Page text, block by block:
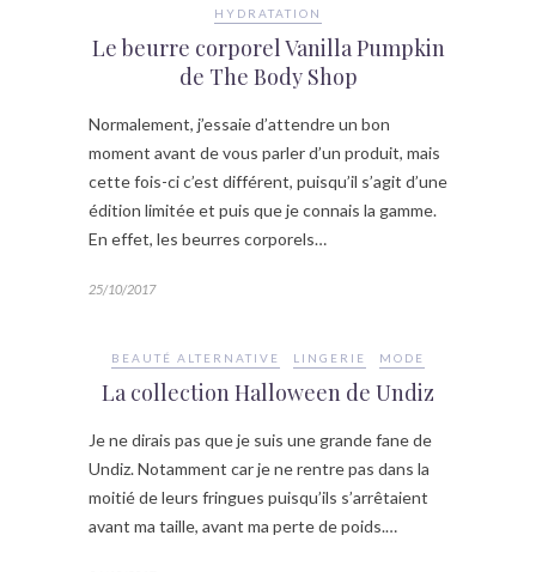
HYDRATATION
Le beurre corporel Vanilla Pumpkin
de The Body Shop
Normalement, j’essaie d’attendre un bon
moment avant de vous parler d’un produit, mais
cette fois-ci c’est différent, puisqu’il s’agit d’une
édition limitée et puis que je connais la gamme.
En effet, les beurres corporels…
25/10/2017
BEAUTÉ ALTERNATIVE LINGERIE MODE
La collection Halloween de Undiz
Je ne dirais pas que je suis une grande fane de
Undiz. Notamment car je ne rentre pas dans la
moitié de leurs fringues puisqu’ils s’arrêtaient
avant ma taille, avant ma perte de poids.…